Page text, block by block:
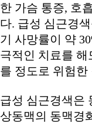
한 가슴 통증, 호
다. 급성 심근경
기 사망률이 약
극적인 치료를 해
를 정도로 위험한
급성 심근경색은
상동맥의 동맥경